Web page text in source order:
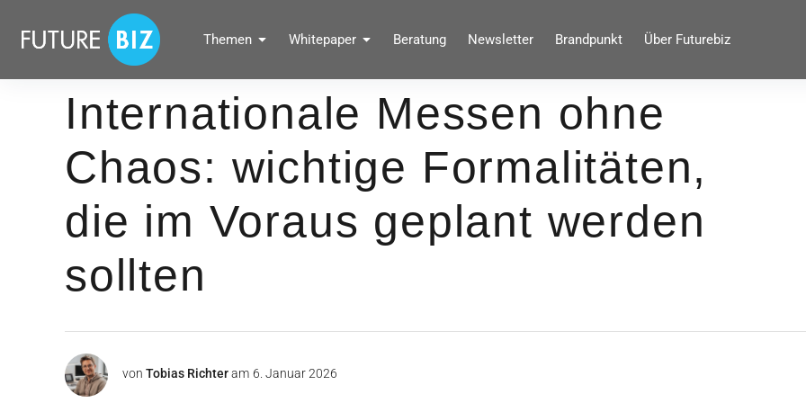
überspringen
FUTUREBIZ
Social Media Marketing Blog für Unternehmen by BRANDPUNKT
Themen Whitepaper Beratung Newsletter Brandpunkt Über Futurebiz
Internationale Messen ohne
Chaos: wichtige Formalitäten,
die im Voraus geplant werden
sollten
von Tobias Richteram 6. Januar 2026